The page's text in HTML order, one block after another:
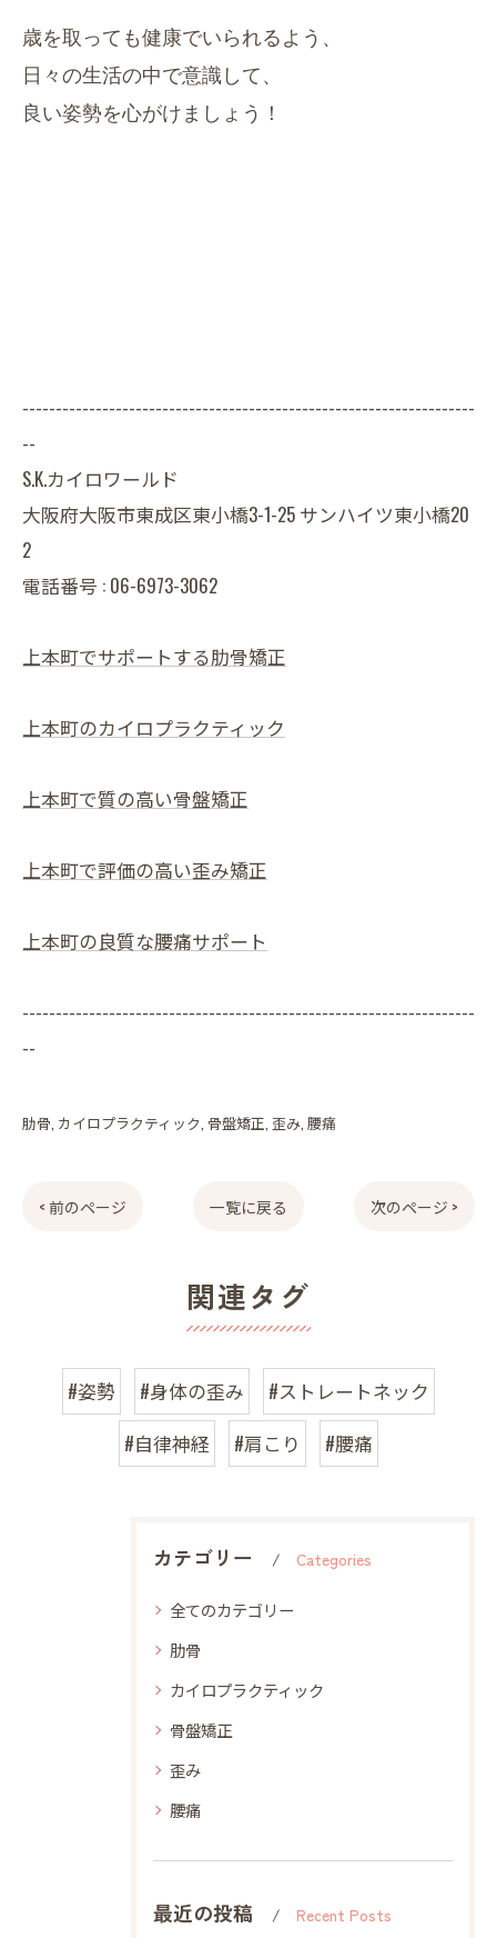
歳を取っても健康でいられるよう、
日々の生活の中で意識して、
良い姿勢を心がけましょう！
--------------------------------------------------------------------
--
S.K.カイロワールド
大阪府大阪市東成区東小橋3-1-25 サンハイツ東小橋20
2
電話番号 : 06-6973-3062
上本町でサポートする肋骨矯正
上本町のカイロプラクティック
上本町で質の高い骨盤矯正
上本町で評価の高い歪み矯正
上本町の良質な腰痛サポート
--------------------------------------------------------------------
--
肋骨 カイロプラクティック 骨盤矯正 歪み 腰痛
< 前のページ 一覧に戻る 次のページ >
関連タグ
#姿勢 #身体の歪み
#ストレートネック
#自律神経
#肩こり #腰痛
カテゴリー Categories
全てのカテゴリー
肋骨
カイロプラクティック
骨盤矯正
歪み
腰痛
最近の投稿 Recent Posts